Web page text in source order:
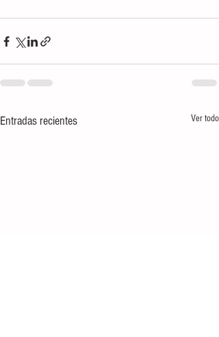
Entradas recientes Ver todo